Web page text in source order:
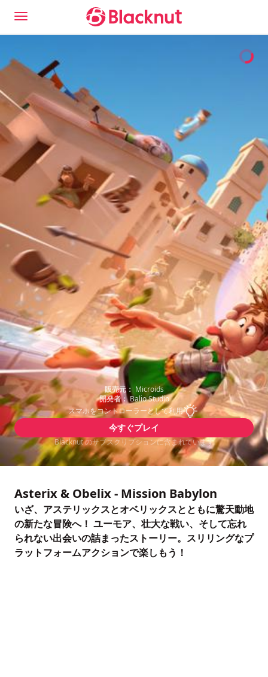
販売元： Microids
開発者： Balio Studio
スマホをコントローラーとして利用
今すぐプレイ
Blacknut のサブスクリプションに含まれています
Asterix & Obelix - Mission Babylon
いざ、アステリックスとオベリックスとともに驚天動地
の新たな冒険へ！ ユーモア、壮大な戦い、そして忘れ
られない出会いの詰まったストーリー。スリリングなプ
ラットフォームアクションで楽しもう！